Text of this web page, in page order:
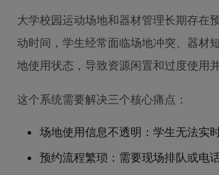
大学校园运动场地和器材管理长期存在
动时间，学生经常面临场地冲突、器材
地使用状态，导致资源闲置和过度使用并
这个系统需要解决三个核心痛点：
场地使用信息不透明：学生无法实
预约流程繁琐：需要现场排队或电